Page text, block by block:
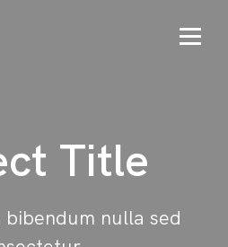
Title
bibendum nulla sed